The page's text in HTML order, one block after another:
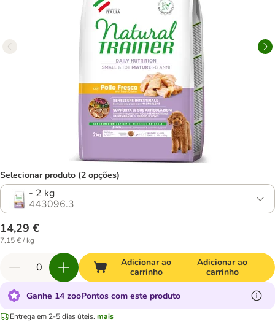
Selecionar produto (2 opções)
- 2 kg
443096.3
14,29 €
7,15 € / kg
Adicionar ao
carrinho
Adicionar ao
carrinho
Ganhe 14 zooPontos com este produto
Entrega em 2-5 dias úteis. mais